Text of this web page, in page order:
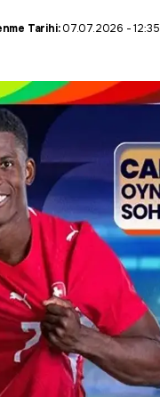
Tarihi:07.07.2026 - 12:35